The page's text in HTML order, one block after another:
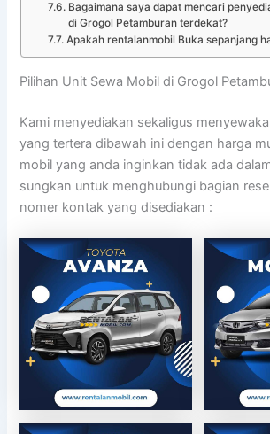
Bagaimana saya dapat mencari
di Grogol Petamburan terdekat?
Apakah rentalanmobil Buka sepanjang
Pilihan Unit Sewa Mobil di Grogol
Kami menyediakan sekaligus
yang tertera dibawah ini dengan harga
mobil yang anda inginkan tidak ada
sungkan untuk menghubungi bagian
nomer kontak yang disediakan :